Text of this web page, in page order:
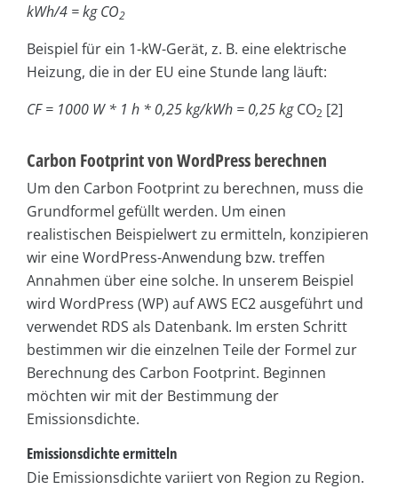
kWh/4 = kg CO2
Beispiel für ein 1-kW-Gerät, z. B. eine elektrische
Heizung, die in der EU eine Stunde lang läuft:
CF = 1000 W * 1 h * 0,25 kg/kWh = 0,25 kgCO2 [2]
Carbon Footprint von WordPress berechnen
Um den Carbon Footprint zu berechnen, muss die
Grundformel gefüllt werden. Um einen
realistischen Beispielwert zu ermitteln, konzipieren
wir eine WordPress-Anwendung bzw. treffen
Annahmen über eine solche. In unserem Beispiel
wird WordPress (WP) auf AWS EC2 ausgeführt und
verwendet RDS als Datenbank. Im ersten Schritt
bestimmen wir die einzelnen Teile der Formel zur
Berechnung des Carbon Footprint. Beginnen
möchten wir mit der Bestimmung der
Emissionsdichte.
Emissionsdichte ermitteln
Die Emissionsdichte variiert von Region zu Region.